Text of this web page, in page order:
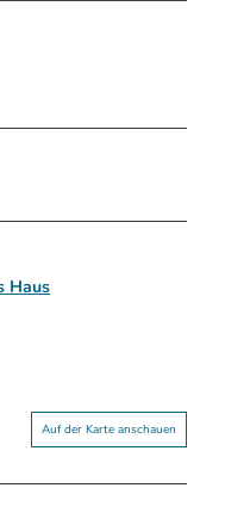
Haus
Auf der Karte anschauen